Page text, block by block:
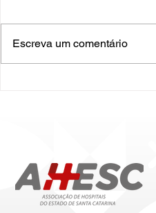
Escreva um comentário